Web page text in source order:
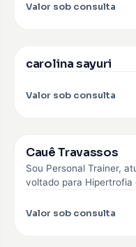
Valor sob consulta
EMBAIXADOR
carolina sayuri
Valor sob consulta
EMBAIXADOR
Cauê Travassos
Sou Personal Trainer,
voltado para Hipertrofia
Valor sob consulta